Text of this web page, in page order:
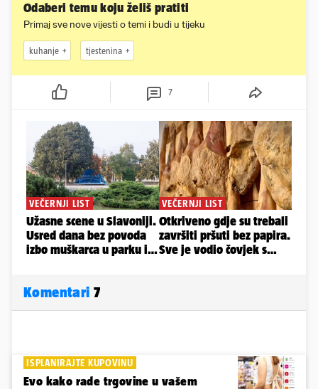
Odaberi temu koju želiš pratiti
Primaj sve nove vijesti o temi i budi u tijeku
kuhanje tjestenina
7
Komentari 7
ISPLANIRAJTE KUPOVINU
Evo kako rade trgovine u vašem